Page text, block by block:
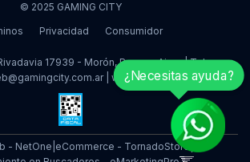
© 2025 GAMING CITY
Privacidad Consumidor
17939 - Morón, Buenos Aires | Tel:
www.gamingcity.com.ar
- NetOne eCommerce - TornadoStore
¿Necesitas ayuda?